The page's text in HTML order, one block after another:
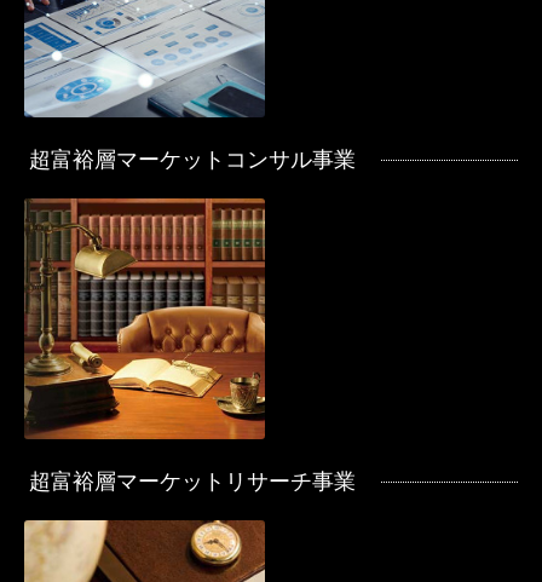
超富裕層マーケットコンサル事業
超富裕層マーケットリサーチ事業